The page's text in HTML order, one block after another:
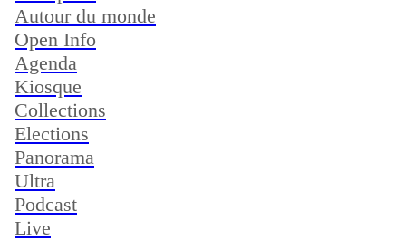
Autour du monde
Open Info
Agenda
Kiosque
Collections
Elections
Panorama
Ultra
Podcast
Live